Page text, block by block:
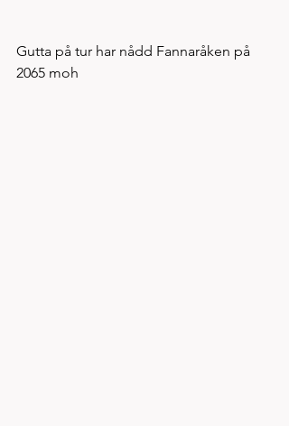
Gutta på tur har nådd Fannaråken på
2065 moh